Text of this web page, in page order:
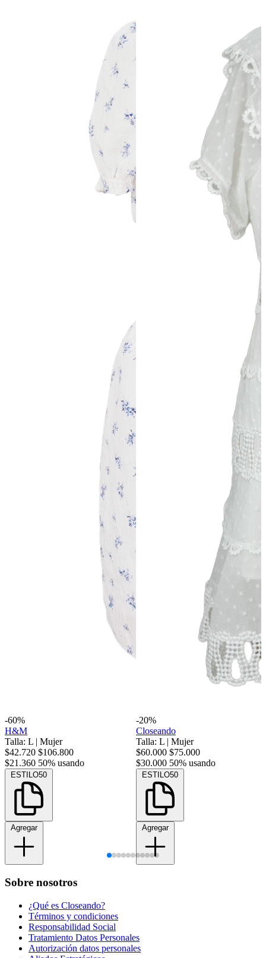
-60%
H&M
Talla: L | Mujer
$42.720 $106.800
$21.360 50% usando
ESTILO50
Agregar
-20%
Closeando
Talla: L | Mujer
$60.000 $75.000
$30.000 50% usando
ESTILO50
Agregar
Sobre nosotros
¿Qué es Closeando?
Términos y condiciones
Responsabilidad Social
Tratamiento Datos Personales
Autorización datos personales